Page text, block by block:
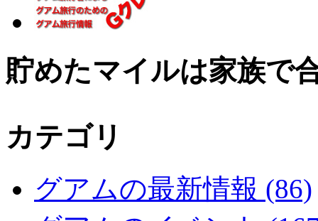
貯めたマイルは家族で
カテゴリ
グアムの最新情報 (86)